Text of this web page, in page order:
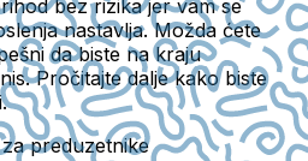
bez rizika jer vam se
nastavlja. Možda ćete
da biste na kraju
Pročitajte dalje kako biste
preduzetnike